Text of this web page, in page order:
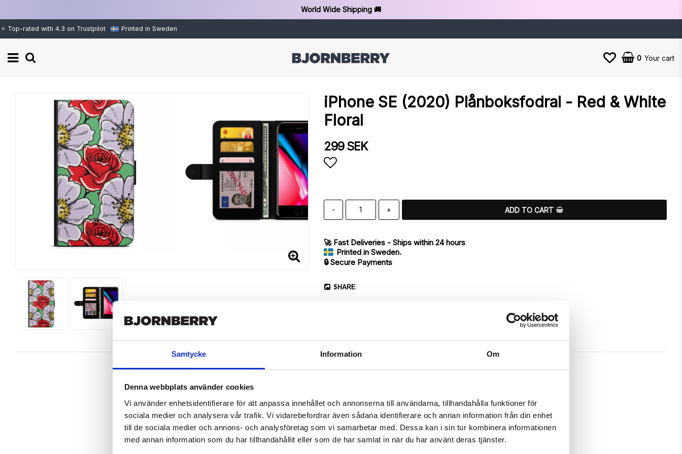
Samtycke Information Om
Denna webbplats använder cookies
Vi använder enhetsidentifierare för att anpassa innehållet och annonserna till användarna, tillhandahålla funktioner för
sociala medier och analysera vår trafik. Vi vidarebefordrar även sådana identifierare och annan information från din enhet
till de sociala medier och annons- och analysföretag som vi samarbetar med. Dessa kan i sin tur kombinera informationen
med annan information som du har tillhandahållit eller som de har samlat in när du har använt deras tjänster.
World Wide Shipping 🚚
⭐ Top-rated with 4.3 on Trustpilot Printed in Sweden
0 Your cart
iPhone SE (2020) Plånboksfodral - Red & White
Floral
299 SEK
- + ADD TO CART
🚀 Fast Deliveries - Ships within 24 hours
Printed in Sweden.
🔒 Secure Payments
SHARE
iPhone SE (2020) Plånboksfodral - Red & White Floral